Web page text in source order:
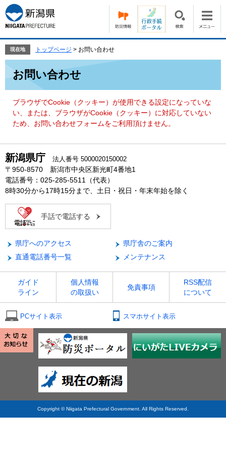
ー
ジ
の
頭
す。
ニ
ュ
ー
飛
て
現在地 トップページ > お問い合わせ
お問い合わせ
ブラウザでCookie（クッキー）が使用できる設定になっていな
い、または、ブラウザがCookie（クッキー）に対応していない
ため、お問い合わせフォームをご利用頂けません。
新潟県庁 法人番号 5000020150002
〒950-8570 新潟市中央区新光町4番地1
電話番号：025-285-5511（代表）
8時30分から17時15分まで、土日・祝日・年末年始を除く
手話で電話する
県庁へのアクセス
県庁舎のご案内
直通電話番号一覧
メンテナンス
ガイド
ライン
個人情報
の取扱い
免責事項
RSS配信
について
PCサイト表示 スマホサイト表示
Copyright © Niigata Prefectural Government. All Rights Reserved.